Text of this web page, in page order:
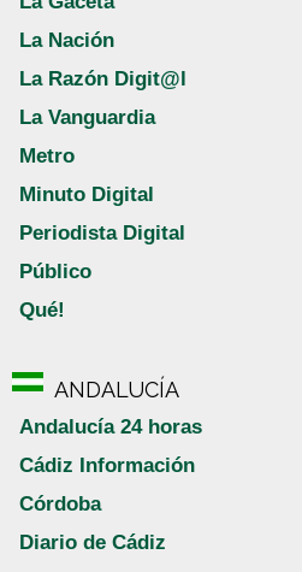
La Nación
La Razón Digit@l
La Vanguardia
Metro
Minuto Digital
Periodista Digital
Público
Qué!
ANDALUCÍA
Andalucía 24 horas
Cádiz Información
Córdoba
Diario de Cádiz